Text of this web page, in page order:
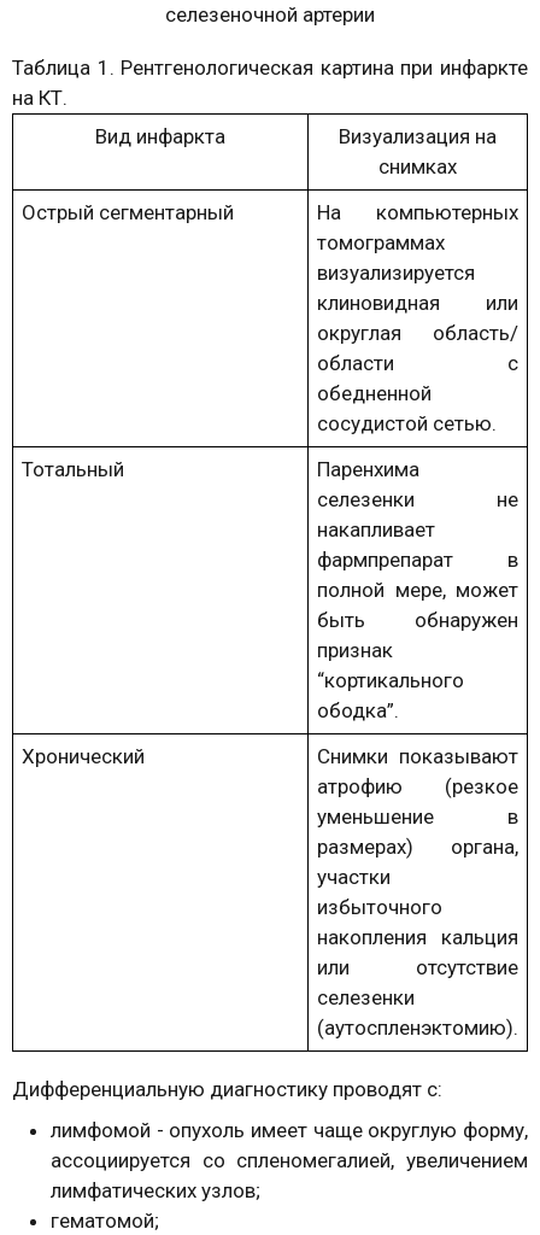
селезеночной артерии
Таблица 1. Рентгенологическая картина при инфаркте
на КТ.
Вид инфаркта
Визуализация на
снимках
Острый сегментарный
На компьютерных
томограммах
визуализируется
клиновидная или
округлая область/
области с
обедненной
сосудистой сетью.
Тотальный
Паренхима
селезенки не
накапливает
фармпрепарат в
полной мере, может
быть обнаружен
признак
“кортикального
ободка”.
Хронический
Снимки показывают
атрофию (резкое
уменьшение в
размерах) органа,
участки
избыточного
накопления кальция
или отсутствие
селезенки
(аутоспленэктомию).
Дифференциальную диагностику проводят с:
лимфомой - опухоль имеет чаще округлую форму,
ассоциируется со спленомегалией, увеличением
лимфатических узлов;
гематомой;